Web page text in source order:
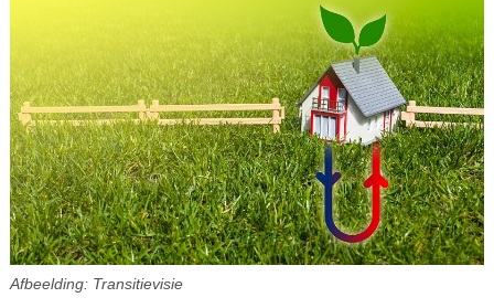
Afbeelding: Transitievisie